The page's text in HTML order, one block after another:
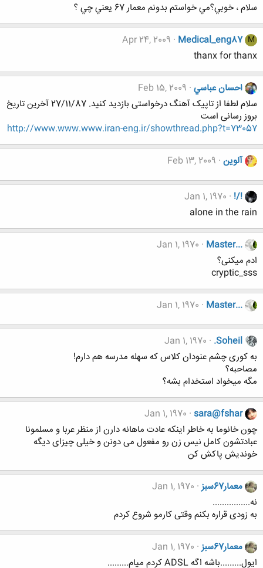
سلام ، خوبي؟مي خواستم بدونم معمار 67 يعني چي ؟
M
Medical_eng87
Apr 24, 2009
thanx for thanx
احسان عباسي Feb 15, 2009
سلام لطفا از تاپیک آهنگ درخواستی بازدید کنید. 27/11/87 آخرین تاریخ
بروز رسانی است
http://www.www.www.iran-eng.ir/showthread.php?t=73057
آلوین Feb 13, 2009
!/!
Jan 1, 1970
alone in the rain
Master...
Jan 1, 1970
ادم میکنی؟
cryptic_sss
Master...
Jan 1, 1970
.Soheil
Jan 1, 1970
به کوری چشم عنودان کلاس که سهله مدرسه هم دارم!
مصاحبه؟
مگه میخواد استخدام بشه؟
sara@fshar
Jan 1, 1970
چون خانوما به خاطر اینکه عادت ماهانه دارن از منظر عربا و مسلمونا
عبادتشون کامل نیس زن رو مفعول می دونن و خیلی چیزای دیگه
خوندیش پاکش کن
معمار67سبز
Jan 1, 1970
نه................
به زودی قراره بکنم وقتی کارمو شروع کردم
معمار67سبز
Jan 1, 1970
ایول.........باشه اگه ADSL کردم میام.........